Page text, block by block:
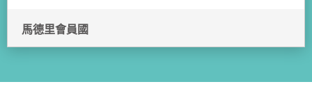
馬德里會員國